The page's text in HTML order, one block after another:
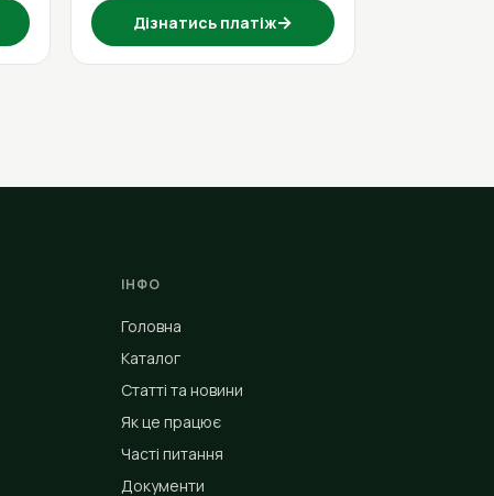
Дізнатись платіж→
ІНФО
Головна
Каталог
Статті та новини
Як це працює
Часті питання
Документи